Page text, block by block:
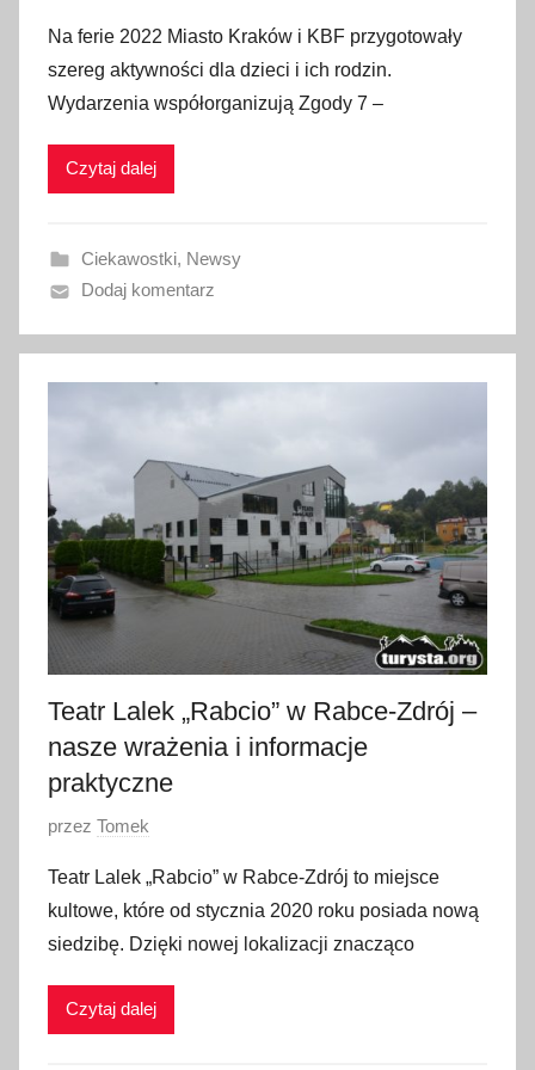
u
b
l
i
a
n
1
7
y
c
z
n
i
0
2
Na ferie 2022 Miasto Kraków i KBF przygotowały
szereg aktywności dla dzieci i ich rodzin.
Wydarzenia współorganizują Zgody 7 –
Czytaj dalej
Ciekawostki, Newsy
Dodaj komentarz
Teatr Lalek „Rabcio” w Rabce-Zdrój –
nasze wrażenia i informacje
praktyczne
O
u
b
l
i
przez Tomek
Teatr Lalek „Rabcio” w Rabce-Zdrój to miejsce
kultowe, które od stycznia 2020 roku posiada nową
siedzibę. Dzięki nowej lokalizacji znacząco
Czytaj dalej